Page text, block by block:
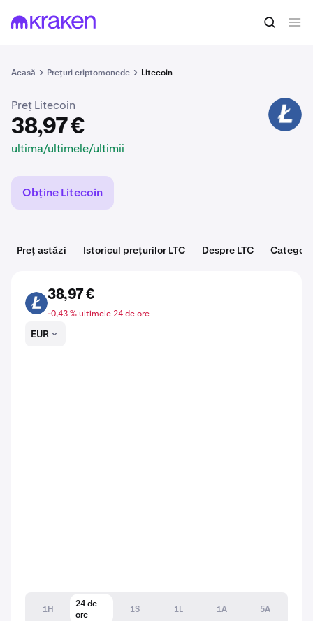
Acasă Prețuri criptomonede Litecoin
38,97 € Cumpără LTC
Preț Litecoin
38,97 €
ultima/ultimele/ultimii
LTC
Obține Litecoin
Preț astăzi Istoricul prețurilor LTC Despre LTC Categorii
LTC
38,97 €
-0,43 % ultimele 24 de ore
EUR
1H
24 de
ore
1S 1L 1A 5A